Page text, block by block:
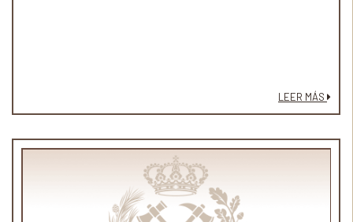
LEER MÁS